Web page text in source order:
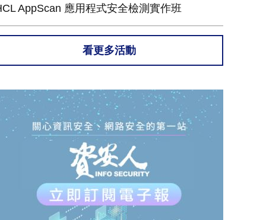
AppScan 應用程式安全檢測實作班
看更多活動